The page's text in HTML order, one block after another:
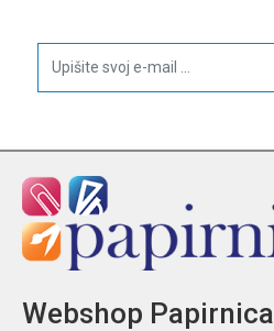
Webshop Papirnica